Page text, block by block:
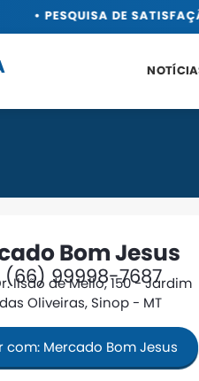
• PESQUISA DE
Bom Jesus
(66) 99998-7687
Ilsão de Mello, 150 - Jardim
das Oliveiras, Sinop - MT
com: Mercado Bom Jesus